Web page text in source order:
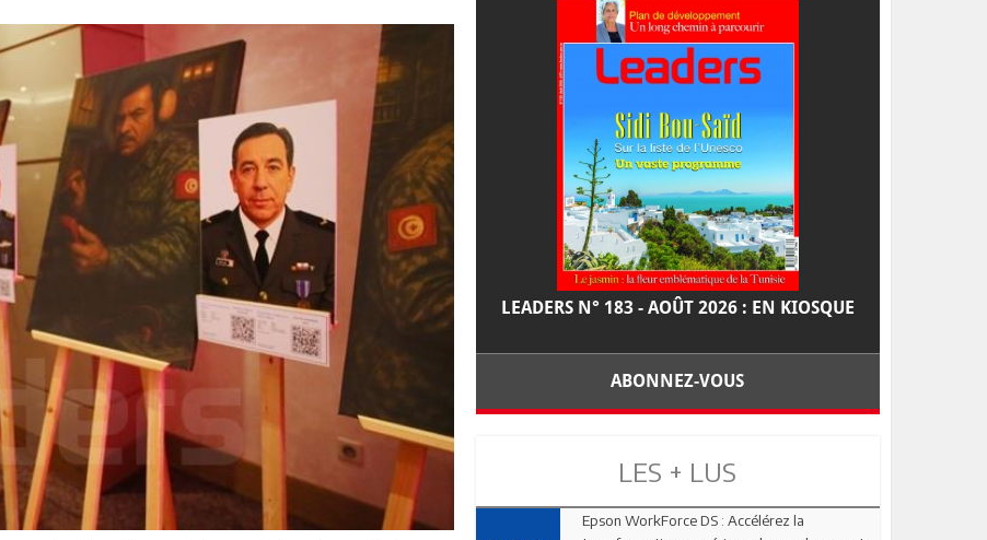
LEADERS N° 183 - AOÛT 2026 : EN KIOSQUE
ABONNEZ-VOUS
LES + LUS
Epson WorkForce DS : Accélérez la